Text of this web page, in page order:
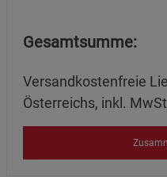
Gesamtsumme:
Versandkostenfreie
Österreichs, inkl.